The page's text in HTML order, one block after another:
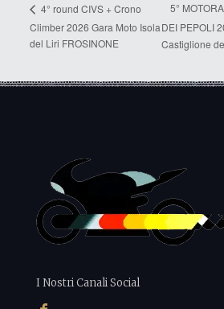
4° round CIVS + Crono
Climber 2026 Gara Moto Isola
del Liri FROSINONE
5°
DEI PEPOLI
Castiglione
I Nostri Canali Social